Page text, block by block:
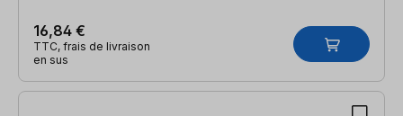
16,84 €
TTC, frais de livraison
en sus